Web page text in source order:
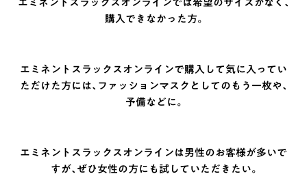
エミネントスラックスオンラインでは希望のサイズがなく、
購入できなかった方。
エミネントスラックスオンラインで購入して気に入ってい
ただけた方には、ファッションマスクとしてのもう一枚や、
予備などに。
エミネントスラックスオンラインは男性のお客様が多いで
すが、ぜひ女性の方にも試していただきたい。